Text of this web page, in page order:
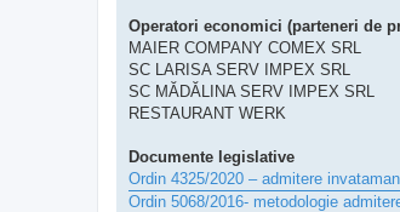
Operatori economici (parteneri de
MAIER COMPANY COMEX SRL
SC LARISA SERV IMPEX SRL
SC MĂDĂLINA SERV IMPEX SRL
RESTAURANT WERK
Documente legislative
Ordin 4325/2020 – admitere
Ordin 5068/2016- metodologie